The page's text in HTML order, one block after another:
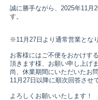
誠に勝手ながら、 2025年11月
す。
※11月27日より通常営業とな
お客様にはご不便をおかけす
頂きます様、お願い申し上げま
尚、休業期間にいただいたお
11月27日以降に順次回答させ
よろしくお願いいたします！